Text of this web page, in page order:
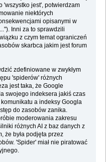
'wszystko jest', potwierdzam
niektórych
opisanymi w
Inni za to sprawdzili
z czym temat ograniczeń
skarbca jakim jest forum
zdefiniowane w zwykłym
'spiderów' różnych
jest taka, że Google
swojego indeksera jakiś czas
a indeksy Googla
do zasobów zanika.
moderowania zakresu
różnych AI z baz danych z
że była podjęta przez
'Spider' miał nie piratować